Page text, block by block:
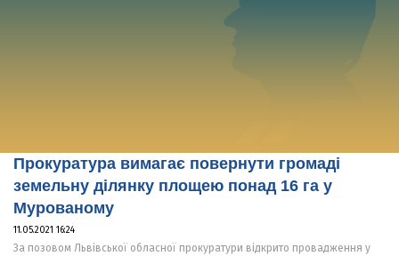
Прокуратура вимагає повернути громаді
земельну ділянку площею понад 16 га у
Мурованому
11.05.2021 16:24
За позовом Львівської обласної прокуратури відкрито провадження у